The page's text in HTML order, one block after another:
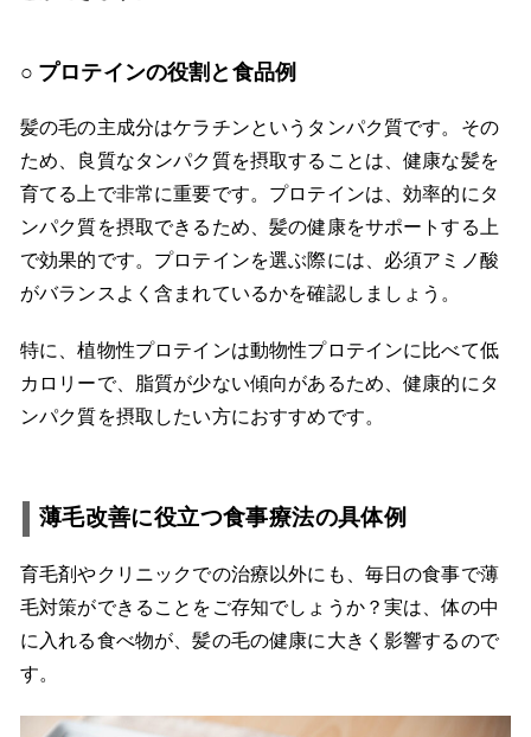
プロテインの役割と食品例
髪の毛の主成分はケラチンというタンパク質です。その
ため、良質なタンパク質を摂取することは、健康な髪を
育てる上で非常に重要です。プロテインは、効率的にタ
ンパク質を摂取できるため、髪の健康をサポートする上
で効果的です。プロテインを選ぶ際には、必須アミノ酸
がバランスよく含まれているかを確認しましょう。
特に、植物性プロテインは動物性プロテインに比べて低
カロリーで、脂質が少ない傾向があるため、健康的にタ
ンパク質を摂取したい方におすすめです。
薄毛改善に役立つ食事療法の具体例
育毛剤やクリニックでの治療以外にも、毎日の食事で薄
毛対策ができることをご存知でしょうか？実は、体の中
に入れる食べ物が、髪の毛の健康に大きく影響するので
す。